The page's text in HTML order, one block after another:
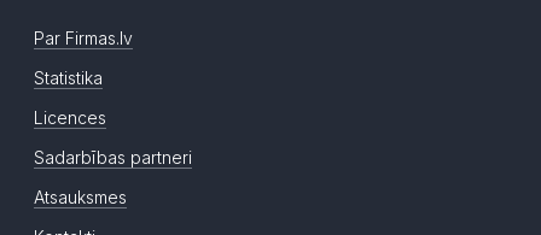
Par Firmas.lv
Statistika
Licences
Sadarbības partneri
Atsauksmes